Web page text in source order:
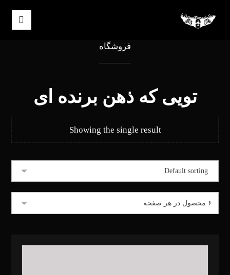
فروشگاه
تویی که ذهن برنده ای
Showing the single result